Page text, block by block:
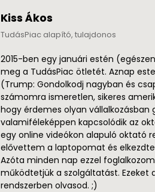
Kiss Ákos
TudásPiac alapító, tulajdonos
2015-ben egy januári estén
meg a TudásPiac ötletét. Aznap
(Trump: Gondolkodj nagyban és
számomra ismeretlen, sikeres
hogy érdemes olyan
valamiféleképpen kapcsolódik az
egy online videókon alapuló oktató
elővettem a laptopomat és
Azóta minden nap ezzel
működtetjük a szolgáltatást. Ezeket
rendszerben olvasod. ;)